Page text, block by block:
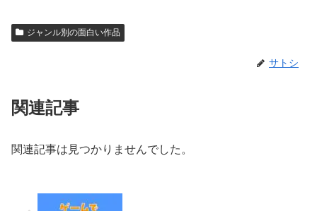
ジャンル別の面白い作品
サトシ
関連記事
関連記事は見つかりませんでした。